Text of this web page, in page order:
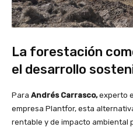
La forestación
el desarrollo
Para Andrés Carrasco,experto
empresa Plantfor, esta
rentable y de impacto ambiental